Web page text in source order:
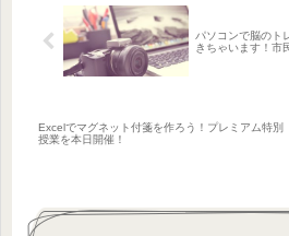
パソコンで脳のト
きちゃいます！市
Excelでマグネット付箋を作ろう！プレミアム特別
授業を本日開催！